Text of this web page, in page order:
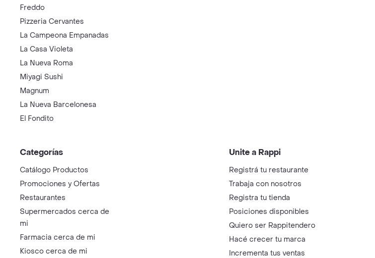
Freddo
Pizzeria Cervantes
La Campeona Empanadas
La Casa Violeta
La Nueva Roma
Miyagi Sushi
Magnum
La Nueva Barcelonesa
El Fondito
Categorías
Catálogo Productos
Promociones y Ofertas
Restaurantes
Supermercados cerca de
mi
Farmacia cerca de mi
Kiosco cerca de mi
Unite a Rappi
Registrá tu restaurante
Trabaja con nosotros
Registra tu tienda
Posiciones disponibles
Quiero ser Rappitendero
Hacé crecer tu marca
Incrementa tus ventas